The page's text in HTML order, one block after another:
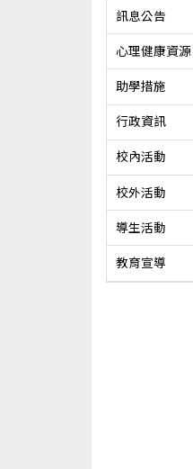
訊息公告
心理健康資源
助學措施
行政資訊
校內活動
校外活動
導生活動
教育宣導